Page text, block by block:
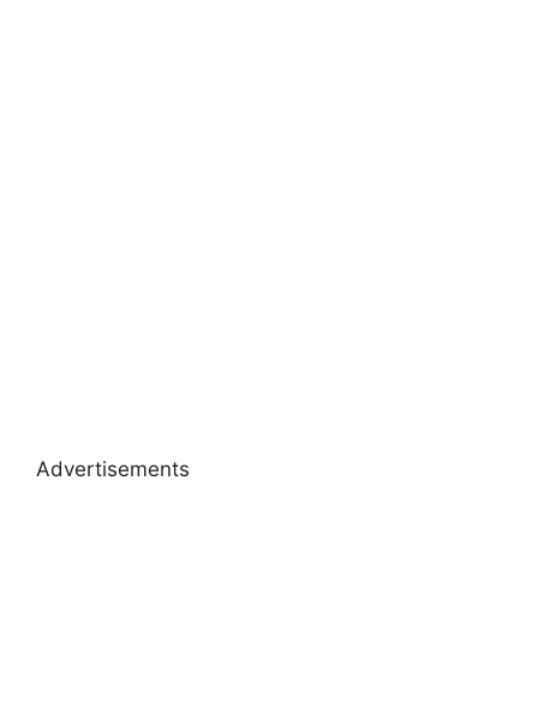
Advertisements